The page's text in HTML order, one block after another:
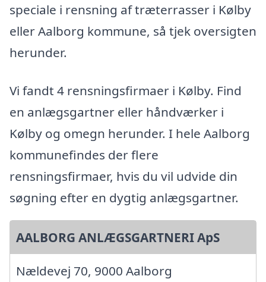
speciale i rensning af træterrasser i Kølby
eller Aalborg kommune, så tjek oversigten
herunder.
Vi fandt 4 rensningsfirmaer i Kølby. Find
en anlægsgartner eller håndværker i
Kølby og omegn herunder. I hele Aalborg
kommunefindes der flere
rensningsfirmaer, hvis du vil udvide din
søgning efter en dygtig anlægsgartner.
AALBORG ANLÆGSGARTNERI ApS
Nældevej 70, 9000 Aalborg